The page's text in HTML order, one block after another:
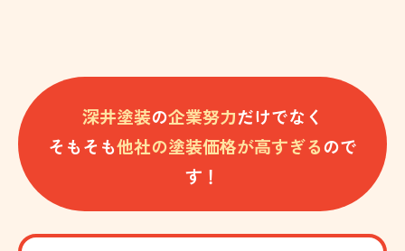
深井塗装の企業努力だけでなく
そもそも他社の塗装価格が高すぎるので
す！